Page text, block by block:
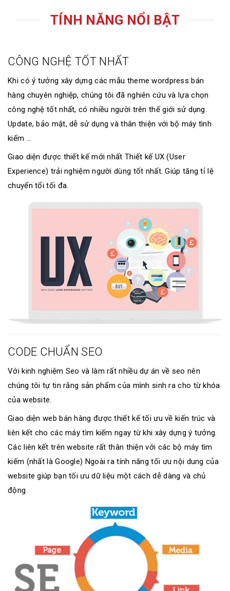
TÍNH NĂNG NỔI BẬT
CÔNG NGHỆ TỐT NHẤT
Khi có ý tưởng xây dựng các mẫu theme wordpress bán
hàng chuyên nghiệp, chúng tôi đã nghiên cứu và lựa chọn
công nghệ tốt nhất, có nhiều người trên thế giới sử dụng.
Update, bảo mật, dễ sử dụng và thân thiện với bộ máy tình
kiếm ...
Giao diện được thiết kế mới nhất Thiết kế UX (User
Experience) trải nghiệm người dùng tốt nhất. Giúp tăng tỉ lệ
chuyển tổi tối đa.
CODE CHUẨN SEO
Với kinh nghiệm Seo và làm rất nhiều dự án về seo nên
chúng tôi tự tin rằng sản phẩm của mình sinh ra cho từ khóa
của website.
Giao diện web bán hàng được thiết kế tối ưu về kiến trúc và
liên kết cho các máy tìm kiếm ngay từ khi xây dựng ý tưởng.
Các liên kết trên website rất thân thiện với các bộ máy tìm
kiếm (nhất là Google) Ngoài ra tính năng tối ưu nội dung của
website giúp bạn tối ưu dữ liệu một cách dễ dàng và chủ
động